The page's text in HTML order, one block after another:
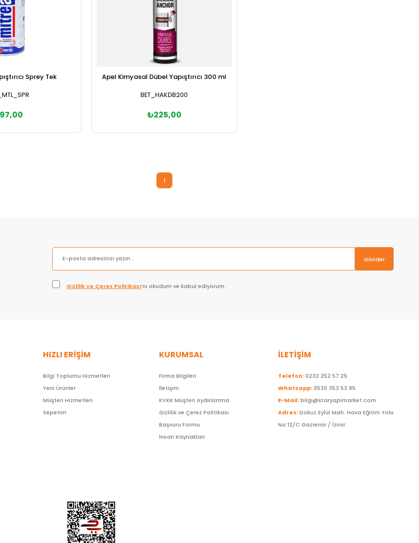
Sprey Tek Apel Kimyasal Dübel Yapıştırıcı 300 ml
BET_HAKDB200
₺225,00
1
Gönder
Gizlilik ve Çerez Politikası’nı okudum ve kabul ediyorum.
HIZLI ERİŞİM
Bilgi Toplumu Hizmetleri
Yeni Ürünler
Müşteri Hizmetleri
Sepetim
KURUMSAL
Firma Bilgileri
İletişim
KVKK Müşteri Aydınlatma
Gizlilik ve Çerez Politikası
Başvuru Formu
İnsan Kaynakları
İLETİŞİM
Telefon:0232 252 57 25
Whatsapp:0530 353 53 95
E-Mail:bilgi@staryapimarket.com
Adres:Dokuz Eylül Mah. Hava Eğitim Yolu
No:12/C Gaziemir / İzmir